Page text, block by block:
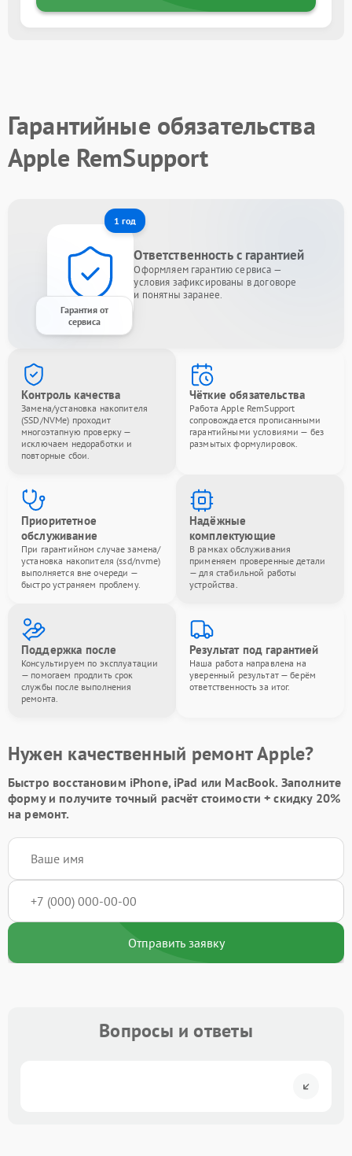
Гарантийные обязательства
Apple RemSupport
1 год
Гарантия от
сервиса
Ответственность с гарантией
Оформляем гарантию сервиса —
условия зафиксированы в договоре
и понятны заранее.
Контроль качества
Замена/установка накопителя
(SSD/NVMe) проходит
многоэтапную проверку —
исключаем недоработки и
повторные сбои.
Чёткие обязательства
Работа Apple RemSupport
сопровождается прописанными
гарантийными условиями — без
размытых формулировок.
Приоритетное
обслуживание
При гарантийном случае замена/
установка накопителя (ssd/nvme)
выполняется вне очереди —
быстро устраняем проблему.
Надёжные
комплектующие
В рамках обслуживания
применяем проверенные детали
— для стабильной работы
устройства.
Поддержка после
Консультируем по эксплуатации
— помогаем продлить срок
службы после выполнения
ремонта.
Результат под гарантией
Наша работа направлена на
уверенный результат — берём
ответственность за итог.
Нужен качественный ремонт Apple?
Быстро восстановим iPhone, iPad или MacBook. Заполните
формуи получите точный расчёт стоимости +скидку 20%
на ремонт.
Отправить заявку
Вопросы и ответы